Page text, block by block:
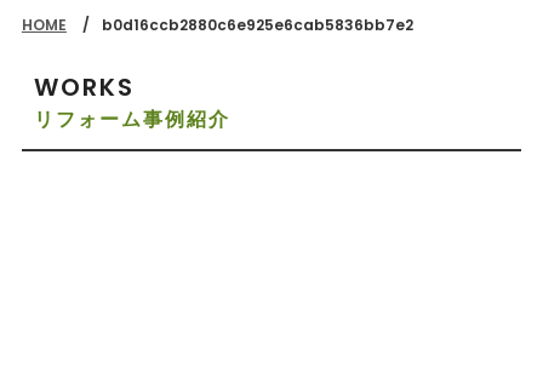
HOME b0d16ccb2880c6e925e6cab5836bb7e2
WORKS
リフォーム事例紹介